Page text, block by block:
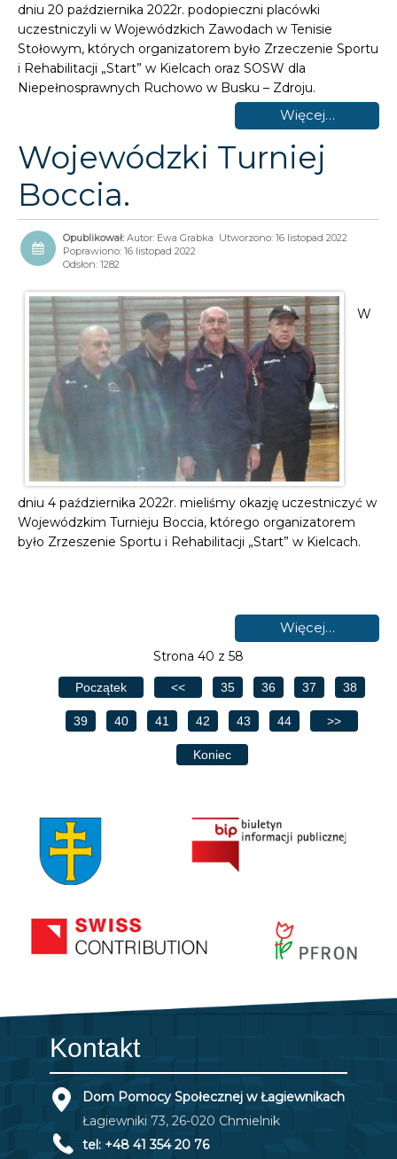
dniu 20 października 2022r. podopieczni placówki
uczestniczyli w Wojewódzkich Zawodach w Tenisie
Stołowym, których organizatorem było Zrzeczenie Sportu
i Rehabilitacji „Start” w Kielcach oraz SOSW dla
Niepełnosprawnych Ruchowo w Busku – Zdroju.
Więcej…
Wojewódzki Turniej
Boccia.
Autor: Ewa Grabka Utworzono: 16 listopad 2022
Poprawiono: 16 listopad 2022
Odsłon: 1282
W
dniu 4 października 2022r. mieliśmy okazję uczestniczyć w
Wojewódzkim Turnieju Boccia, którego organizatorem
było Zrzeszenie Sportu i Rehabilitacji „Start” w Kielcach.
Więcej…
Strona 40 z 58
Początek << 35 36 37 38
39 40 41 42 43 44 >>
Koniec
Kontakt
Dom Pomocy Społecznej w Łagiewnikach
Łagiewniki 73, 26-020 Chmielnik
tel: +48 41 354 20 76